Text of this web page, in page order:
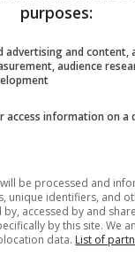
purposes:
advertising and content,
audience
access information on a
be processed and
unique identifiers, and
accessed by and
by this site. We
data. List of